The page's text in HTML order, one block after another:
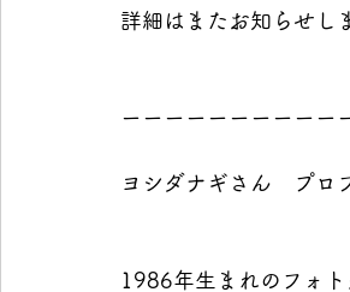
詳細はまたお知らせし
ーーーーーーーーーー
ヨシダナギさん　プロ
1986年生まれのフォト